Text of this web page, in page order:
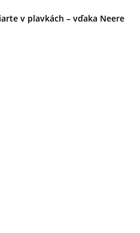
v plavkách – vďaka Neere